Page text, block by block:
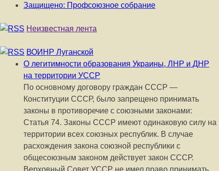
Защищено: Профсоюзное собрание
Неизвестная лента
ВОИНР Луганской
О легитимности образования Украины, ЛНР и ДНР
на территории УССР
По основному договору граждан СССР —
Конституции СССР, было запрещено принимать
законы в противоречие с союзными законами:
Статья 74. Законы СССР имеют одинаковую силу на
территории всех союзных республик. В случае
расхождения закона союзной республики с
общесоюзным законом действует закон СССР.
Верховный Совет УССР не имел право принимать